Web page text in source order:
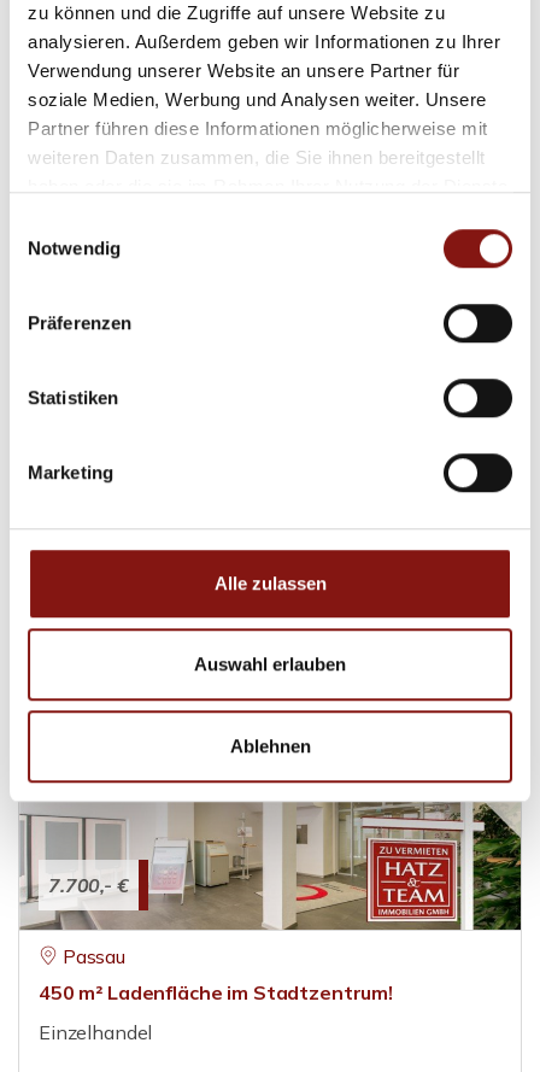
zu können und die Zugriffe auf unsere Website zu
analysieren. Außerdem geben wir Informationen zu Ihrer
Verwendung unserer Website an unsere Partner für
soziale Medien, Werbung und Analysen weiter. Unsere
Partner führen diese Informationen möglicherweise mit
weiteren Daten zusammen, die Sie ihnen bereitgestellt
Notwendig
Präferenzen
Statistiken
Marketing
Alle zulassen
Auswahl erlauben
Ablehnen
Vermietet! Top 1-A-Lage in der Passauer
Fußgängerzone
Einzelhandelsladen
40,50 m²
1.200,- €
Neureichenau
Wohnung in Neureichenau!Ideal für die Nutzung
von Büro- und Seminarräumen!
7.700,- €
Passau
450 m² Ladenfläche im Stadtzentrum!
Einzelhandel